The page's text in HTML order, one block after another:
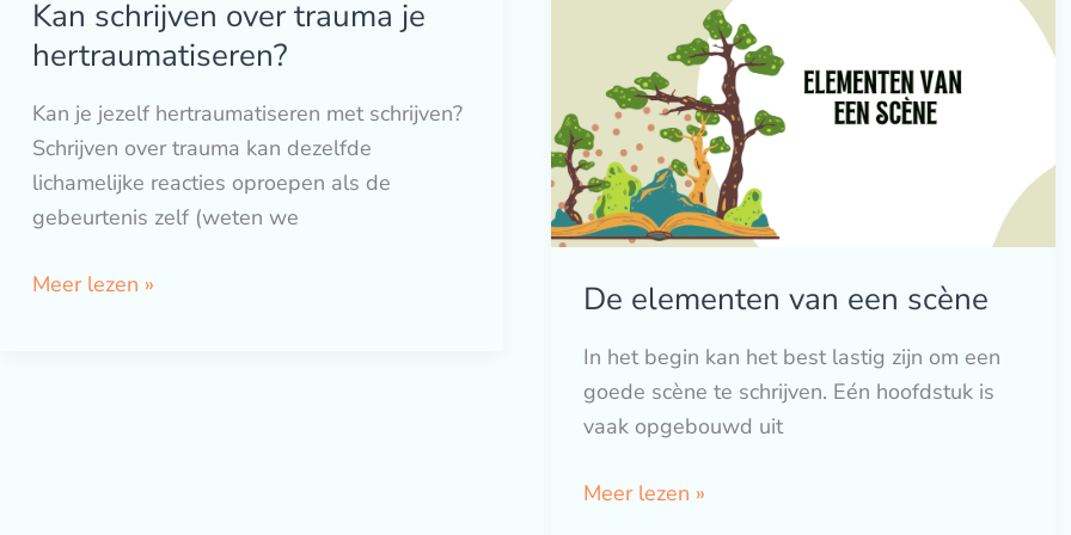
Kan schrijven over trauma je
hertraumatiseren?
Kan je jezelf hertraumatiseren met schrijven?
Schrijven over trauma kan dezelfde
lichamelijke reacties oproepen als de
gebeurtenis zelf (weten we
Kan
schrijven
trauma
je
hertraumatiseren?
Meer lezen » De elementen van een scène
In het begin kan het best lastig zijn om een
goede scène te schrijven. Eén hoofdstuk is
vaak opgebouwd uit
een
scène
Meer lezen »